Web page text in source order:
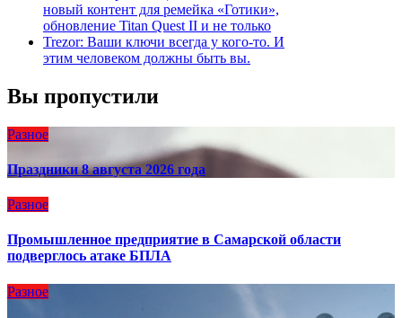
новый контент для ремейка «Готики»,
обновление Titan Quest II и не только
Trezor: Ваши ключи всегда у кого-то. И
этим человеком должны быть вы.
Вы пропустили
Разное
Праздники 8 августа 2026 года
Разное
Промышленное предприятие в Самарской области
подверглось атаке БПЛА
Разное